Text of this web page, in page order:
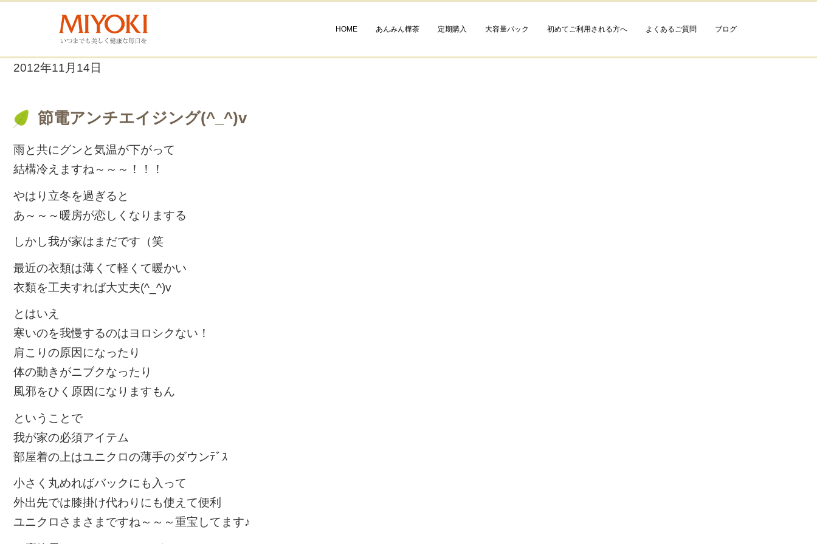
HOME あんみん樺茶 定期購入 大容量パック 初めてご利用される方へ よくあるご質問 ブログ
2012年11月14日
節電アンチエイジング(^_^)v
雨と共にグンと気温が下がって
結構冷えますね～～～！！！
やはり立冬を過ぎると
あ～～～暖房が恋しくなりまする
しかし我が家はまだです（笑
最近の衣類は薄くて軽くて暖かい
衣類を工夫すれば大丈夫(^_^)v
とはいえ
寒いのを我慢するのはヨロシクない！
肩こりの原因になったり
体の動きがニブクなったり
風邪をひく原因になりますもん
ということで
我が家の必須アイテム
部屋着の上はユニクロの薄手のダウンﾃﾞｽ
小さく丸めればバックにも入って
外出先では膝掛け代わりにも使えて便利
ユニクロさまさまですね～～～重宝してます♪